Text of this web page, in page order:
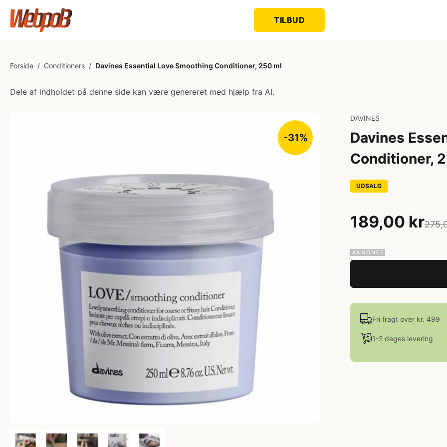
TILBUD
Forside / Conditioners / Davines Essential Love Smoothing Conditioner, 250 ml
Dele af indholdet på denne side kan være genereret med hjælp fra AI.
-31%
DAVINES
Davines
Conditioner,
UDSALG
189,00 kr
Fri fragt over kr. 499
1-2 dages levering